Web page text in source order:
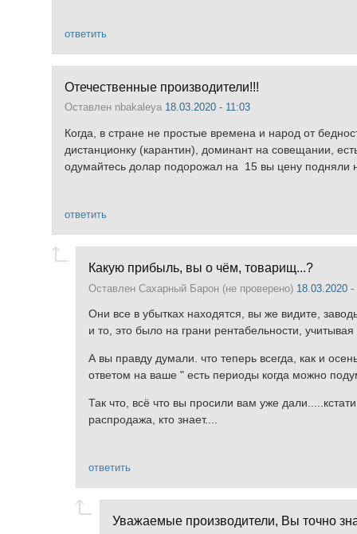
ответить
Отечественные производители!!!
Оставлен nbakaleya 18.03.2020 - 11:03
Когда, в стране не простые времена и народ от
дистанционку (карантин), доминант на совещании,
одумайтесь долар подорожал на 15 вы цену подняли
ответить
Какую прибыль, вы о чём, товарищ...?
Оставлен Сахарный Барон (не проверено) 18.03.2020 -
Они все в убытках находятся, вы же видите,
и то, это было на грани рентабельности,
А вы правду думали. что теперь всегда, как и
ответом на ваше " есть периоды когда можно
Так что, всё что вы просили вам уже
распродажа, кто знает....
ответить
Уважаемые производители, Вы точно